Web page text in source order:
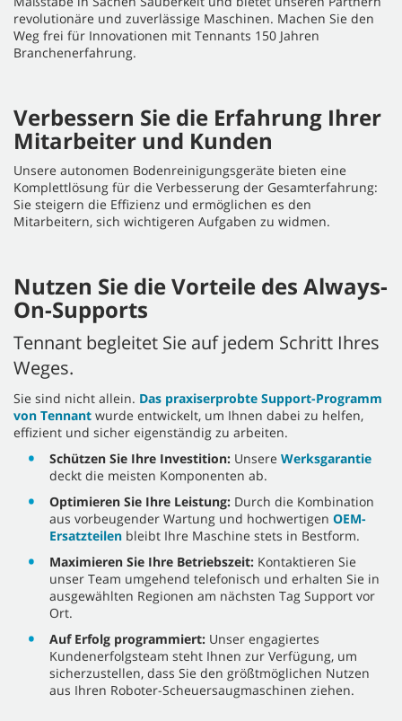
revolutionäre und zuverlässige Maschinen. Machen Sie den
Weg frei für Innovationen mit Tennants 150 Jahren
Branchenerfahrung.
Verbessern Sie die Erfahrung Ihrer
Mitarbeiter und Kunden
Unsere autonomen Bodenreinigungsgeräte bieten eine
Komplettlösung für die Verbesserung der Gesamterfahrung:
Sie steigern die Effizienz und ermöglichen es den
Mitarbeitern, sich wichtigeren Aufgaben zu widmen.
Nutzen Sie die Vorteile des Always-
On-Supports
Tennant begleitet Sie auf jedem Schritt Ihres
Weges.
Sie sind nicht allein. Das praxiserprobte Support-Programm
von Tennant wurde entwickelt, um Ihnen dabei zu helfen,
effizient und sicher eigenständig zu arbeiten.
Schützen Sie Ihre Investition: Unsere Werksgarantie
deckt die meisten Komponenten ab.
Optimieren Sie Ihre Leistung: Durch die Kombination
aus vorbeugender Wartung und hochwertigen OEM-
Ersatzteilen bleibt Ihre Maschine stets in Bestform.
Maximieren Sie Ihre Betriebszeit: Kontaktieren Sie
unser Team umgehend telefonisch und erhalten Sie in
ausgewählten Regionen am nächsten Tag Support vor
Ort.
Auf Erfolg programmiert: Unser engagiertes
Kundenerfolgsteam steht Ihnen zur Verfügung, um
sicherzustellen, dass Sie den größtmöglichen Nutzen
aus Ihren Roboter-Scheuersaugmaschinen ziehen.